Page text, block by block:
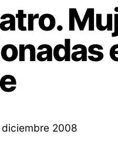
diciembre 2008